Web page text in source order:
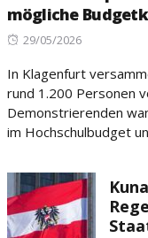
mögliche
Posted
29/05/2026
In Klagenfurt
rund 1.200 Personen
Demonstrierenden
im Hochschulbudget